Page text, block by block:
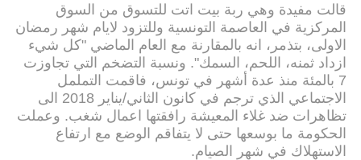
قالت مفيدة وهي ربة بيت اتت للتسوق من السوق
المركزية في العاصمة التونسية وللتزود لايام شهر رمضان
الاولى، بتذمر، انه بالمقارنة مع العام الماضي "كل شيء
ازداد ثمنه، اللحم، السمك". ونسبة التضخم التي تجاوزت
7 بالمئة منذ عدة أشهر في تونس، فاقمت التململ
الاجتماعي الذي ترجم في كانون الثاني/يناير 2018 الى
تظاهرات ضد غلاء المعيشة رافقتها اعمال شغب. وعملت
الحكومة ما بوسعها حتى لا يتفاقم الوضع مع ارتفاع
الاستهلاك في شهر الصيام.